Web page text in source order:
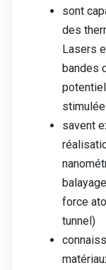
sont
des
Lasers
bandes
stimulée.
savent
force
tunnel)